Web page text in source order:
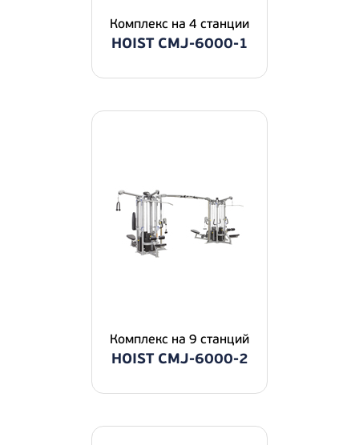
Комплекс на 4 станции
HOIST CMJ-6000-1
Комплекс на 9 станций
HOIST CMJ-6000-2